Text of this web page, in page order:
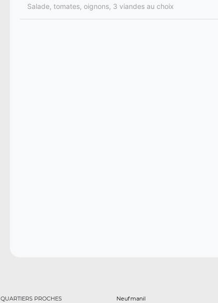
Salade, tomates, oignons, 3 viandes au choix
QUARTIERS PROCHES Neufmanil